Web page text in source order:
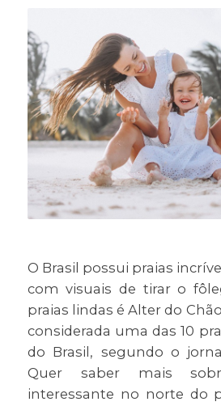
O Brasil possui praias
com visuais de tirar o
praias lindas é Alter do
considerada uma das 10
do Brasil, segundo o
Quer saber mais
interessante no norte do